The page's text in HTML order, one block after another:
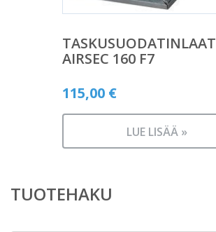
AIRSEC 160 F7
115,00 €
LUE LISÄÄ »
TUOTEHAKU